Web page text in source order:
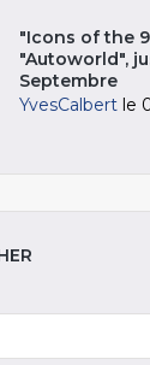
"Icons of the
"Autoworld",
Septembre
YvesCalbert le